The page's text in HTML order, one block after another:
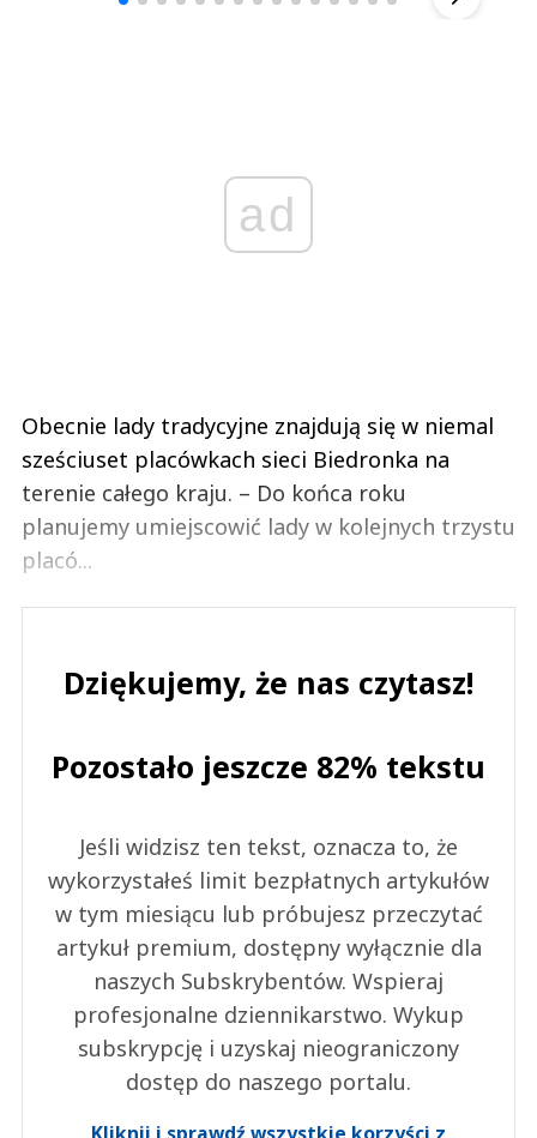
ad
Obecnie lady tradycyjne znajdują się w niemal
sześciuset placówkach sieci Biedronka na
terenie całego kraju. – Do końca roku
planujemy umiejscowić lady w kolejnych trzystu
placó...
Dziękujemy, że nas czytasz!
Pozostało jeszcze 82% tekstu
Jeśli widzisz ten tekst, oznacza to, że
wykorzystałeś limit bezpłatnych artykułów
w tym miesiącu lub próbujesz przeczytać
artykuł premium, dostępny wyłącznie dla
naszych Subskrybentów. Wspieraj
profesjonalne dziennikarstwo. Wykup
subskrypcję i uzyskaj nieograniczony
dostęp do naszego portalu.